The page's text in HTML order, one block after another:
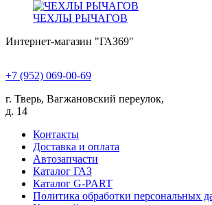
ЧЕХЛЫ РЫЧАГОВ
Интернет-магазин "ГАЗ69"
+7 (952) 069-00-69
г. Тверь, Вагжановский переулок,
д. 14
Контакты
Доставка и оплата
Автозапчасти
Каталог ГАЗ
Каталог G-PART
Политика обработки персональных